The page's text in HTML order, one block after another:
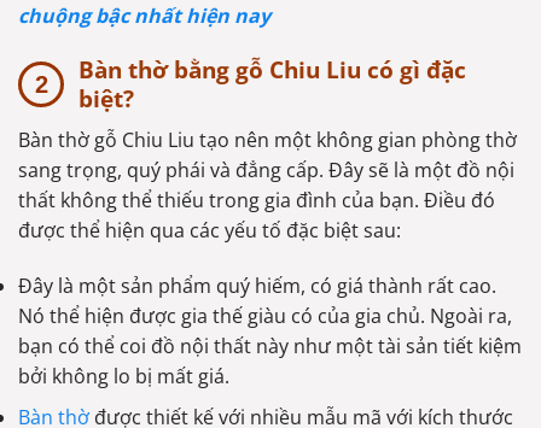
chuộng bậc nhất hiện nay
Bàn thờ bằng gỗ Chiu Liu có gì đặc
biệt?
Bàn thờ gỗ Chiu Liu tạo nên một không gian phòng thờ
sang trọng, quý phái và đẳng cấp. Đây sẽ là một đồ nội
thất không thể thiếu trong gia đình của bạn. Điều đó
được thể hiện qua các yếu tố đặc biệt sau:
Đây là một sản phẩm quý hiếm, có giá thành rất cao.
Nó thể hiện được gia thế giàu có của gia chủ. Ngoài ra,
bạn có thể coi đồ nội thất này như một tài sản tiết kiệm
bởi không lo bị mất giá.
Bàn thờ được thiết kế với nhiều mẫu mã với kích thước